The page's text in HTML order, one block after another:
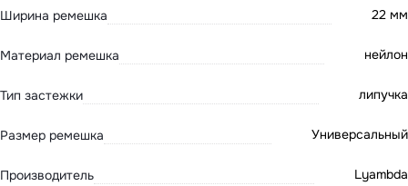
Ширина ремешка 22 мм
Материал ремешка нейлон
Тип застежки липучка
Размер ремешка Универсальный
Производитель Lyambda